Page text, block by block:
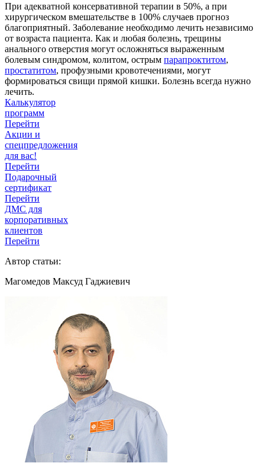
При адекватной консервативной терапии в 50%, а при
хирургическом вмешательстве в 100% случаев прогноз
благоприятный. Заболевание необходимо лечить независимо
от возраста пациента. Как и любая болезнь, трещины
анального отверстия могут осложняться выраженным
болевым синдромом, колитом, острым парапроктитом,
простатитом, профузными кровотечениями, могут
формироваться свищи прямой кишки. Болезнь всегда нужно
лечить.
Калькулятор
программ
Перейти
Акции и
спецпредложения
для вас!
Перейти
Подарочный
сертификат
Перейти
ДМС для
корпоративных
клиентов
Перейти
Автор статьи:
Магомедов Максуд Гаджиевич